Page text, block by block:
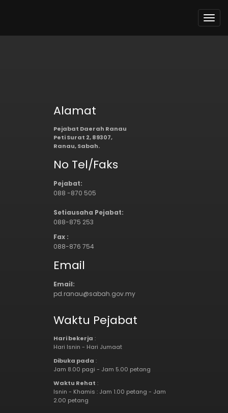
Alamat
Pejabat Daerah Ranau
Peti Surat 2, 89307,
Ranau, Sabah.
No Tel/Faks
Pejabat:
088 -870 505
Setiausaha Pejabat:
088-875 253
Fax :
088-876 754
Email
Email:
pd.ranau@sabah.gov.my
Waktu Pejabat
Hari bekerja :
Hari Isnin - Hari Jumaat
Dibuka pada :
Jam 8.00 pagi - Jam 5.00 petang
Waktu Rehat :
Isnin - Khamis : Jam 1.00 petang - Jam
2.00 petang